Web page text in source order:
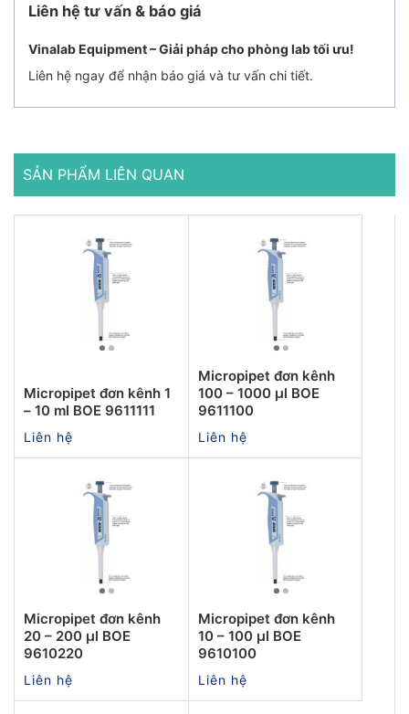
Liên hệ tư vấn & báo giá
Vinalab Equipment – Giải pháp cho phòng lab tối ưu!
Liên hệ ngay để nhận báo giá và tư vấn chi tiết.
SẢN PHẨM LIÊN QUAN
Micropipet đơn kênh 1
– 10 ml BOE 9611111
Liên hệ
Micropipet đơn kênh
100 – 1000 µl BOE
9611100
Liên hệ
Micropipet đơn kênh
20 – 200 µl BOE
9610220
Liên hệ
Micropipet đơn kênh
10 – 100 µl BOE
9610100
Liên hệ